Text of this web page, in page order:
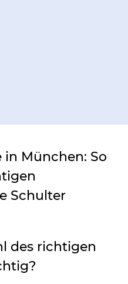
München: So
Schulter
des richtigen